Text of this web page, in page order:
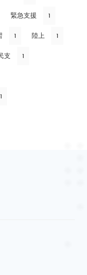
緊急支援 1
1 陸上 1
支 1
1